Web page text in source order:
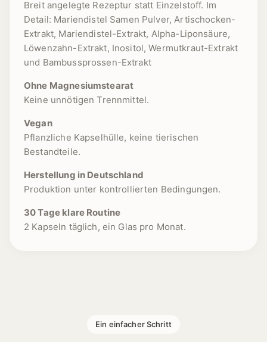
Breit angelegte Rezeptur statt Einzelstoff. Im
Detail: Mariendistel Samen Pulver, Artischocken-
Extrakt, Mariendistel-Extrakt, Alpha-Liponsäure,
Löwenzahn-Extrakt, Inositol, Wermutkraut-Extrakt
und Bambussprossen-Extrakt
Ohne Magnesiumstearat
Keine unnötigen Trennmittel.
Vegan
Pflanzliche Kapselhülle, keine tierischen
Bestandteile.
Herstellung in Deutschland
Produktion unter kontrollierten Bedingungen.
30 Tage klare Routine
2 Kapseln täglich, ein Glas pro Monat.
Ein einfacher Schritt
1 [https://echt-vital.de/media/b4/b9/ca/